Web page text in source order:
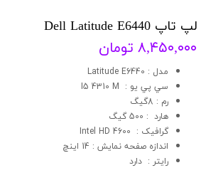
لپ تاپ Dell Latitude E6440
۸,۴۵۰,۰۰۰ تومان
مدل : Latitude E6440
سي پي يو : I5 4310 M
رم : 8گیگ
هارد : 500 گیگ
گرافيک : Intel HD 4600
اندازه صفحه نمایش : 14 اینچ
رایتر : دارد